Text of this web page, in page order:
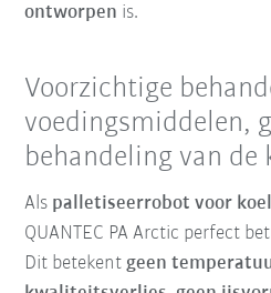
ontworpen is.
Voorzichtige
voedingsmiddelen,
behandeling van de
Als palletiseerrobot voor
QUANTEC PA Arctic perfect
Dit betekentgeen